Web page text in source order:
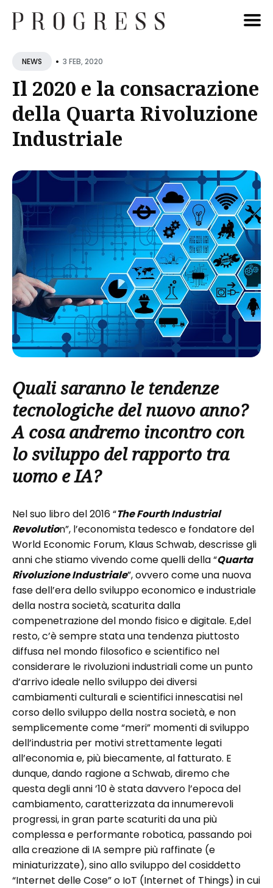
Cerca
NEWS • 3 FEB, 2020
Il 2020 e la consacrazione
della Quarta Rivoluzione
Industriale
Quali saranno le tendenze
tecnologiche del nuovo anno?
A cosa andremo incontro con
lo sviluppo del rapporto tra
uomo e IA?
Nel suo libro del 2016 “The Fourth Industrial
Revolution”, l’economista tedesco e fondatore del
World Economic Forum, Klaus Schwab, descrisse gli
anni che stiamo vivendo come quelli della “Quarta
Rivoluzione Industriale”, ovvero come una nuova
fase dell’era dello sviluppo economico e industriale
della nostra società, scaturita dalla
compenetrazione del mondo fisico e digitale. E,del
resto, c’è sempre stata una tendenza piuttosto
diffusa nel mondo filosofico e scientifico nel
considerare le rivoluzioni industriali come un punto
d’arrivo ideale nello sviluppo dei diversi
cambiamenti culturali e scientifici innescatisi nel
corso dello sviluppo della nostra società, e non
semplicemente come “meri” momenti di sviluppo
dell’industria per motivi strettamente legati
all’economia e, più biecamente, al fatturato. E
dunque, dando ragione a Schwab, diremo che
questa degli anni ’10 è stata davvero l’epoca del
cambiamento, caratterizzata da innumerevoli
progressi, in gran parte scaturiti da una più
complessa e performante robotica, passando poi
alla creazione di IA sempre più raffinate (e
miniaturizzate), sino allo sviluppo del cosiddetto
“Internet delle Cose” o IoT (Internet of Things) in cui